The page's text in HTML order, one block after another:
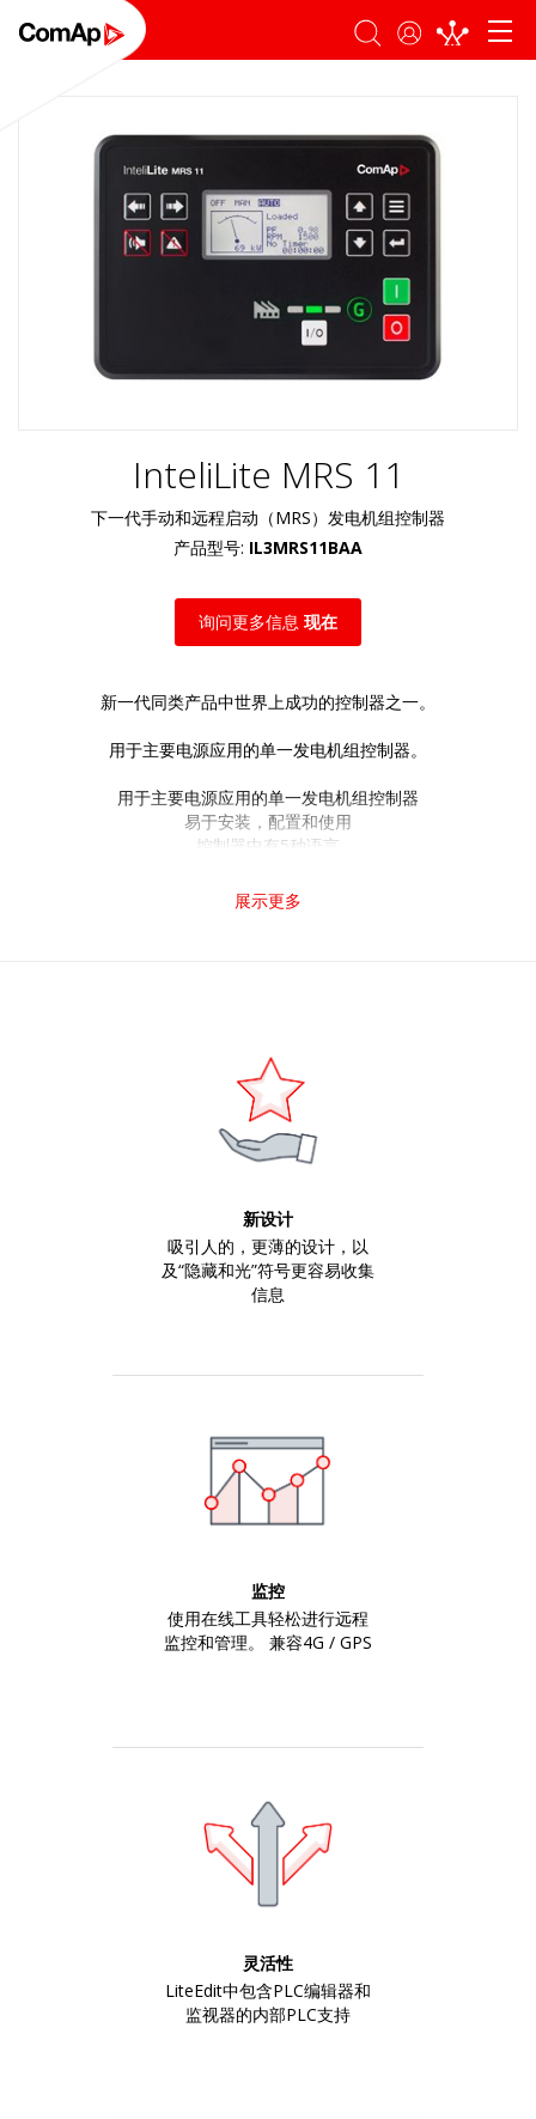
搜索
InteliLite MRS 11
下一代手动和远程启动（MRS）发电机组控制器
产品型号: IL3MRS11BAA
询问更多信息 现在
新一代同类产品中世界上成功的控制器之一。
用于主要电源应用的单一发电机组控制器。
用于主要电源应用的单一发电机组控制器
易于安装，配置和使用
控制器中有5种语言
3套替代配置
与EFI引擎直接通信
Modbus（TCP / RTU）
有效的短信和不同语言的电子邮件
内置PLC，辅以LiteEdit 2015中的PLC监控工具
板载9个输入和6个输出
2x 10 A二进制输出，用于起动和燃油电磁阀
AIN8，Inteli IO8 / 8，IGS-PTM）
CAN上的远程报警器
实时时钟
多用途灵活的计时器
基于灵活事件的历史记录，最多可举办350场活
UL认证
展示更多
新设计
吸引人的，更薄的设计，以
及“隐藏和光”符号更容易收集
信息
监控
使用在线工具轻松进行远程
监控和管理。 兼容4G / GPS
灵活性
LiteEdit中包含PLC编辑器和
监视器的内部PLC支持